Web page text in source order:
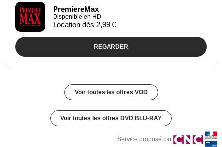
PremiereMax
Disponible en HD
Location dès 2,99 €
REGARDER
Voir toutes les offres VOD
Voir toutes les offres DVD BLU-RAY
Service proposé par